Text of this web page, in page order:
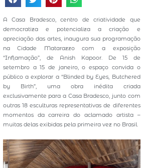
A Casa Bradesco, centro de criatividade que
democratiza e potencializa a criação e
apreciação das artes, inaugura sua programação
na Cidade Matarazzo com a exposição
“Inflamação”, de Anish Kapoor. De 15 de
setembro a 15 de janeiro, o espaço convida o
público a explorar a “Blinded by Eyes, Butchered
by Birth”, uma obra inédita criada
exclusivamente para a Casa Bradesco, junto com
outras 18 esculturas representativas de diferentes
momentos da carreira do aclamado artista –
muitas delas exibidas pela primeira vez no Brasil.